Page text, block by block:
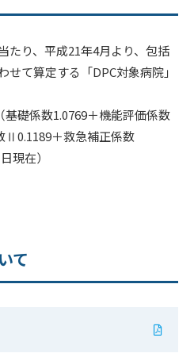
たり、平成21年4月より、包括
て算定する「DPC対象病院」
基礎係数1.0769＋機能評価係数
Ⅱ0.1189＋救急補正係数
現在）
て